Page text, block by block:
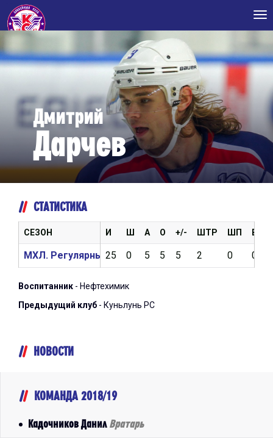
Дмитрий
Дарчев
СТАТИСТИКА
И Ш А О +/- ШТР ШП ВБР
25 0 5 5 5 2 0 0
СЕЗОН
МХЛ. Регулярный чемпионат 2018/2019
Воспитанник - Нефтехимик
Предыдущий клуб - Куньлунь РС
НОВОСТИ
КОМАНДА 2018/19
Кадочников Данил Вратарь